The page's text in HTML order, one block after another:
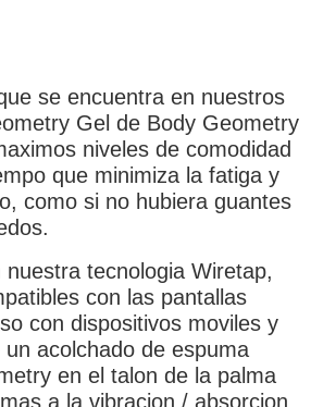
se encuentra en nuestros
Gel de Body Geometry
niveles de comodidad
que minimiza la fatiga y
como si no hubiera guantes
nuestra tecnologia Wiretap,
con las pantallas
con dispositivos moviles y
acolchado de espuma
en el talon de la palma
a la vibracion / absorcion